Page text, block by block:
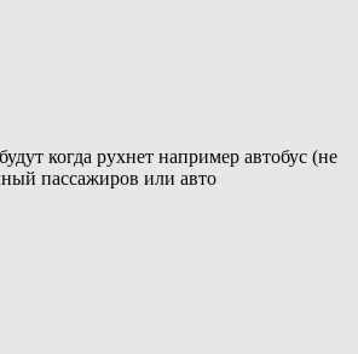
когда рухнет например автобус (не
пассажиров или авто